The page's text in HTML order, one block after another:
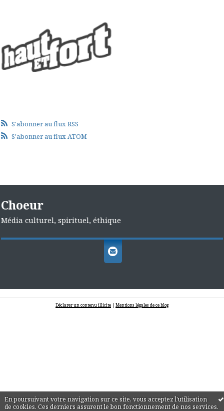
En poursuivant votre navigation sur ce site, vous acceptez l'utilisation
de cookies. Ces derniers assurent le bon fonctionnement de nos services.
S'abonner au flux RSS
S'abonner au flux ATOM
Choeur
Média culturel, spirituel, éthique
Déclarer un contenu illicite | Mentions légales de ce blog